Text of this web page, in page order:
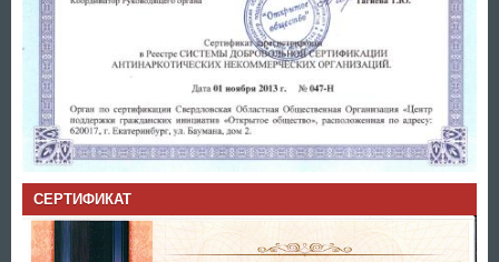
СЕРТИФИКАТ